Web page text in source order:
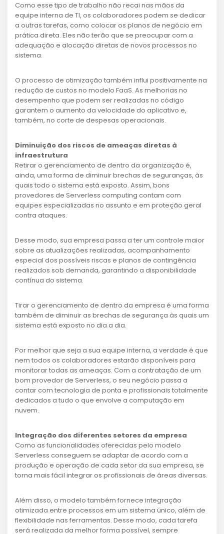
Como esse tipo de trabalho não recai nas mãos da
equipe interna de TI, os colaboradores podem se dedicar
a outras tarefas, como colocar os planos de negócio em
prática direta. Eles não terão que se preocupar com a
adequação e alocação diretas de novos processos no
sistema.
O processo de otimização também influi positivamente na
redução de custos no modelo FaaS. As melhorias no
desempenho que podem ser realizadas no código
garantem o aumento da velocidade do aplicativo e,
também, no corte de despesas operacionais.
Diminuição dos riscos de ameaças diretas à
infraestrutura
Retirar o gerenciamento de dentro da organização é,
ainda, uma forma de diminuir brechas de seguranças, às
quais todo o sistema está exposto. Assim, bons
provedores de Serverless computing contam com
equipes especializadas no assunto e em proteção geral
contra ataques.
Desse modo, sua empresa passa a ter um controle maior
sobre as atualizações realizadas, acompanhamento
especial dos possíveis riscas e planos de contingência
realizados sob demanda, garantindo a disponibilidade
contínua do sistema.
Tirar o gerenciamento de dentro da empresa é uma forma
também de diminuir as brechas de segurança às quais um
sistema está exposto no dia a dia.
Por melhor que seja a sua equipe interna, a verdade é que
nem todos os colaboradores estarão disponíveis para
monitorar todas as ameaças. Com a contratação de um
bom provedor de Serverless, o seu negócio passa a
contar com tecnologia de ponta e profissionais totalmente
dedicados a tudo o que envolve a computação em
nuvem.
Integração dos diferentes setores da empresa
Como as funcionalidades oferecidas pelo modelo
Serverless conseguem se adaptar de acordo com a
produção e operação de cada setor da sua empresa, se
torna mais fácil integrar os profissionais de áreas diversas.
Além disso, o modelo também fornece integração
otimizada entre processos em um sistema único, além de
flexibilidade nas ferramentas. Desse modo, cada tarefa
será realizada da melhor forma possível, sempre